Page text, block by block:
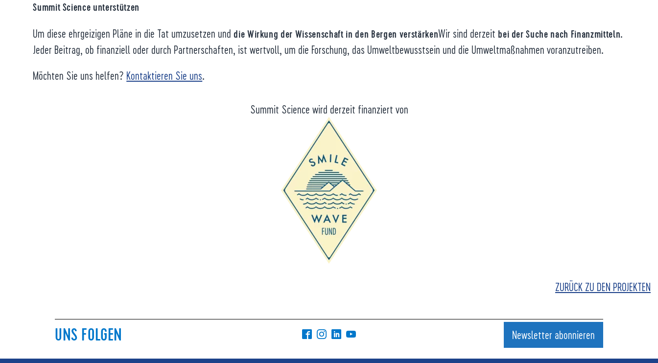
Summit Science unterstützen
Um diese ehrgeizigen Pläne in die Tat umzusetzen unddie Wirkung der Wissenschaft in den Bergen verstärkenWir sind derzeit bei der Suche nach Finanzmitteln.
Jeder Beitrag, ob finanziell oder durch Partnerschaften, ist wertvoll, um die Forschung, das Umweltbewusstsein und die Umweltmaßnahmen voranzutreiben.
Möchten Sie uns helfen? Kontaktieren Sie uns.
Summit Science wird derzeit finanziert von
ZURÜCK ZU DEN PROJEKTEN
UNS FOLGEN Newsletter abonnieren